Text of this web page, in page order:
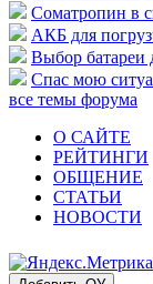
Соматропин в
АКБ для
Выбор батареи
Спас мою
все темы форума
О САЙТЕ
РЕЙТИНГИ
ОБЩЕНИЕ
СТАТЬИ
НОВОСТИ